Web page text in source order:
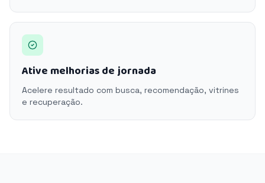
Ative melhorias de jornada
Acelere resultado com busca, recomendação, vitrines
e recuperação.